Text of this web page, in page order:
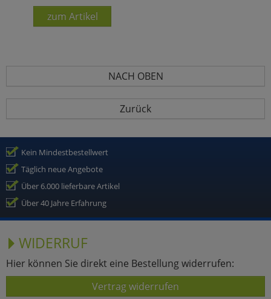
zum Artikel
NACH OBEN
Zurück
Kein Mindestbestellwert
Täglich neue Angebote
Über 6.000 lieferbare Artikel
Über 40 Jahre Erfahrung
WIDERRUF
Hier können Sie direkt eine Bestellung widerrufen:
Vertrag widerrufen